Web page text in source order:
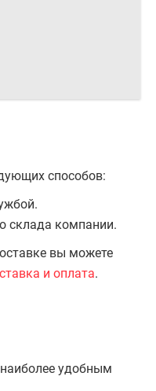
способов:
склада компании.
вы можете
и оплата.
удобным